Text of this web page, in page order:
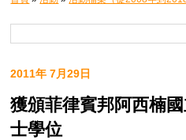
2011年 7月29日
獲頒菲律賓邦阿西楠
士學位